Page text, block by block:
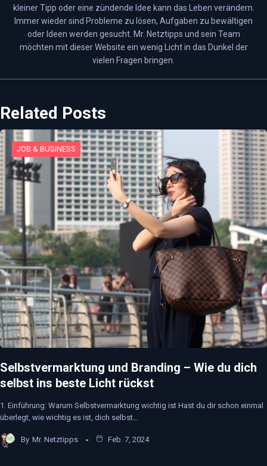
kleiner Tipp oder eine zündende Idee kann das Leben verändern.
Immer wieder sind Probleme zu lösen, Aufgaben zu bewältigen
oder Ideen werden gesucht. Mr. Netztipps und sein Team
möchten mit dieser Website ein wenig Licht in das Dunkel der
vielen Fragen bringen.
Related Posts
JOB & BUSINESS
Selbstvermarktung und Branding – Wie du dich
selbst ins beste Licht rückst
1. Einführung: Warum Selbstvermarktung wichtig ist Hast du dir schon einmal
überlegt, wie wichtig es ist, dich selbst…
By Mr. Netztipps Feb. 7, 2024